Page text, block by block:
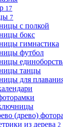
17
7
с полкой
бокс
гимнастика
футбол
танцы
для
(древо)
из дерева 2